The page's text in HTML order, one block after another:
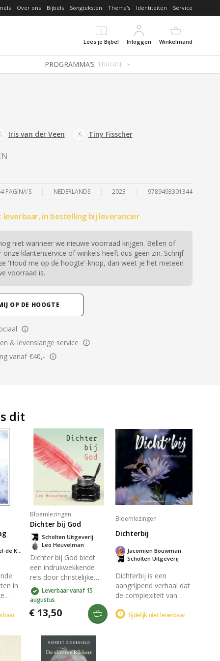
Over ons Bijbels Songteksten Thema's Identiteiten Service
Lees je Bijbel
Inloggen Winkelmand
PROGRAMMA’S EDUCATIE
Iris van der Veen Tiny Fisscher
PAGINA'S NEDERLANDS 2023 9789493301344
in bestelling bij leverancier
niet wanneer we nieuwe voorraad krijgen. Bellen of
onze klantenservice of winkels heeft dus geen zin. Schrijf
'Houd me op de hoogte'-knop, dan weet je het meteen
voorraad is.
OP DE HOOGTE
& levenslange service
vanaf €40,-
dit
in
en
Bloemlezingen
Dichter bij God
Leo Heuvelman
Scholten Uitgeverij
Dichter bij God biedt
een indrukwekkende
reis door christelijke
gedichten die emoties
van verdriet en
vernieuwing omarmen.
Na groot persoonlijk
Heuvelman inspiratie in
geloof en dichtkunst.
Laat de woorden je
Leverbaar vanaf 15
augustus
€ 13,50
Bloemlezingen
Dichterbij
Scholten Uitgeverij
Jacomien Bouwman
Dichterbij is een
aangrijpend verhaal dat
de complexiteit van
de zoektocht naar
Tijdelijk niet leverbaar